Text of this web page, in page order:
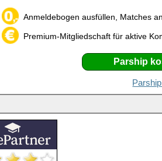
Anmeldebogen ausfüllen, Matches
Premium-Mitgliedschaft für aktive
Parship